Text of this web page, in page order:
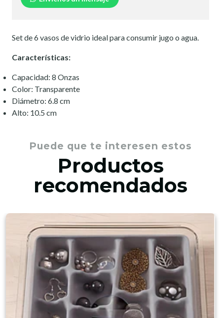
Set de 6 vasos de vidrio ideal para consumir jugo o agua.
Características:
Capacidad: 8 Onzas
Color: Transparente
Diámetro: 6.8 cm
Alto: 10.5 cm
Puede que te interesen estos
Productos
recomendados